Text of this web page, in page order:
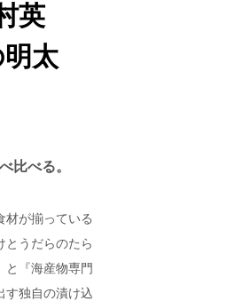
英
太
比べる。
材が揃っている
とうだらのたら
と『海産物専門
す独自の漬け込